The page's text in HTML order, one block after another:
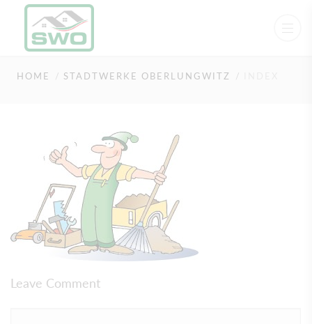
index
HOME STADTWERKE OBERLUNGWITZ
Leave Comment